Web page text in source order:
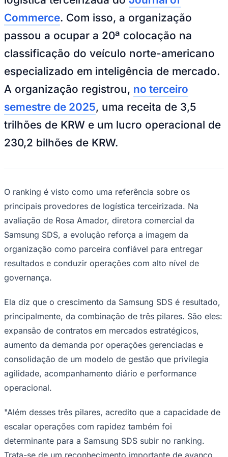
NBA
Fórmula 1
UFC
Tênis (ATP)
MLB
NHL
Atletismo
Vôlei
NBB
Competições de Futebol
Brasileirão Série A
Brasileirão Série B
Paulistão
Copa do Brasil
Sul-Americana
Premier League
La Liga
Bundesliga
Mundial 2026
Times - Ir direto
Commerce. Com isso, a organização
passou a ocupar a 20ª colocação na
classificação do veículo norte-americano
especializado em inteligência de mercado.
A organização registrou, no terceiro
semestre de 2025, uma receita de 3,5
trilhões de KRW e um lucro operacional de
230,2 bilhões de KRW.
O ranking é visto como uma referência sobre os
principais provedores de logística terceirizada. Na
avaliação de Rosa Amador, diretora comercial da
Samsung SDS, a evolução reforça a imagem da
organização como parceira confiável para entregar
resultados e conduzir operações com alto nível de
governança.
Ela diz que o crescimento da Samsung SDS é resultado,
principalmente, da combinação de três pilares. São eles:
expansão de contratos em mercados estratégicos,
aumento da demanda por operações gerenciadas e
consolidação de um modelo de gestão que privilegia
agilidade, acompanhamento diário e performance
operacional.
"Além desses três pilares, acredito que a capacidade de
escalar operações com rapidez também foi
determinante para a Samsung SDS subir no ranking.
Trata-se de um reconhecimento importante de avanço